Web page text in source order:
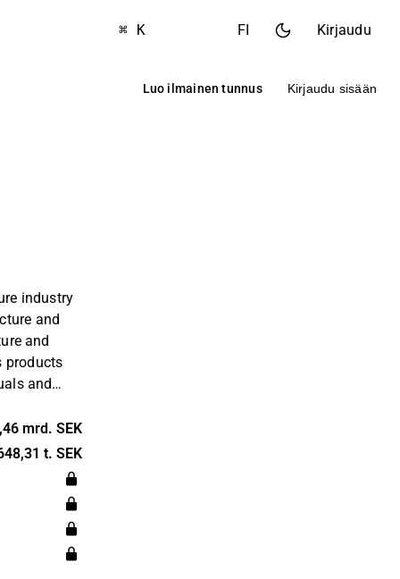
⌘ K FI Kirjaudu
Luo ilmainen tunnus Kirjaudu sisään
industry
and
and
products
and
presence
mrd. SEK
t. SEK